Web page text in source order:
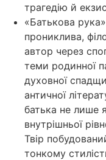
трагедію й
«Батькова
прониклива,
автор через
теми родинної
духовної
античної
батька не лише
внутрішньої
Твір
тонкому